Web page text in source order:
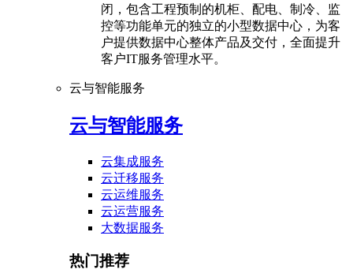
闭，包含工程预制的机柜、配电、制冷、监
控等功能单元的独立的小型数据中心，为客
户提供数据中心整体产品及交付，全面提升
客户IT服务管理水平。
云与智能服务
云与智能服务
云集成服务
云迁移服务
云运维服务
云运营服务
大数据服务
热门推荐